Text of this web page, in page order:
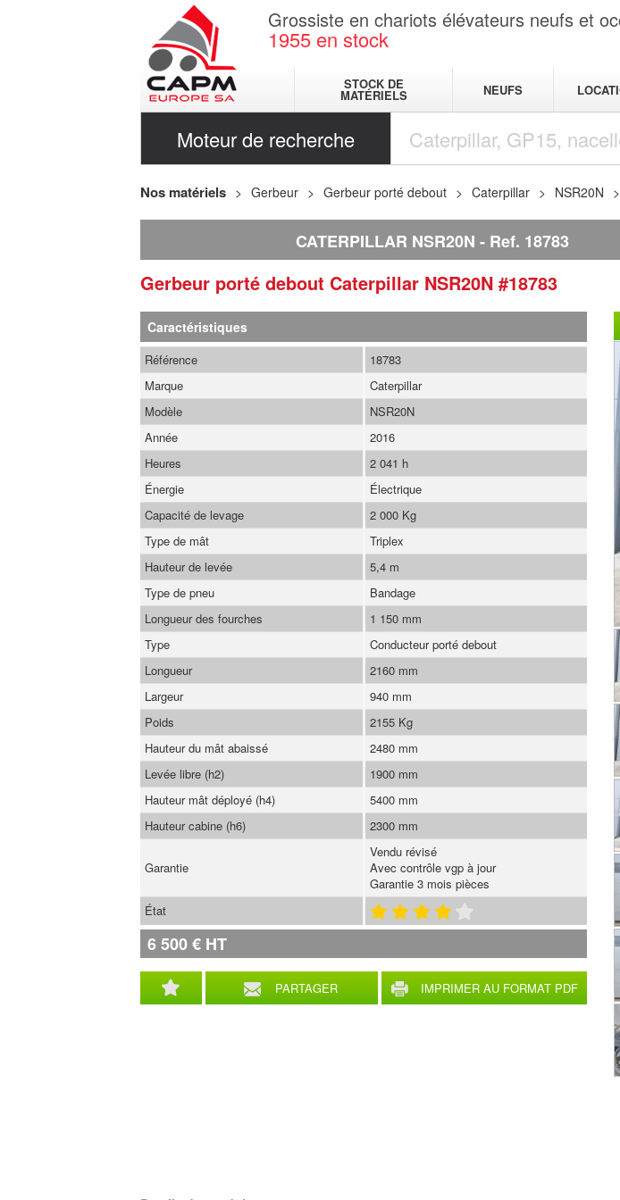
Grossiste en chariots élévateurs neufs et
1955 en stock
STOCK DE
MATÉRIELS NEUFS
Moteur de recherche
Nos matériels Gerbeur Gerbeur porté debout Caterpillar NSR20N
CATERPILLAR NSR20N Ref. 18783
Gerbeur porté debout Caterpillar NSR20N #18783
Caractéristiques
PARTAGER IMPRIMER AU FORMAT PDF
Référence
18783
Marque
Caterpillar
Modèle
NSR20N
Année
2016
Heures
2 041 h
Énergie
Électrique
Capacité de levage
2 000 Kg
Type de mât
Triplex
Hauteur de levée
5,4 m
Type de pneu
Bandage
Longueur des fourches
1 150 mm
Type
Conducteur porté debout
Longueur
2160 mm
Largeur
940 mm
Poids
2155 Kg
Hauteur du mât abaissé
2480 mm
Levée libre (h2)
1900 mm
Hauteur mât déployé (h4)
5400 mm
Hauteur cabine (h6)
2300 mm
Garantie
Vendu révisé
Avec contrôle vgp à jour
Garantie 3 mois pièces
État
6 500€ HT